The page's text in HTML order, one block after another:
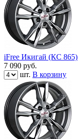
iFree Икигай (КС
7 090 руб.
шт. В корзину